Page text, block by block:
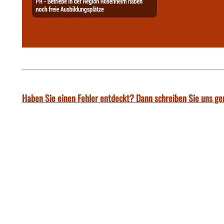
Haben Sie einen Fehler entdeckt? Dann schreiben Sie uns